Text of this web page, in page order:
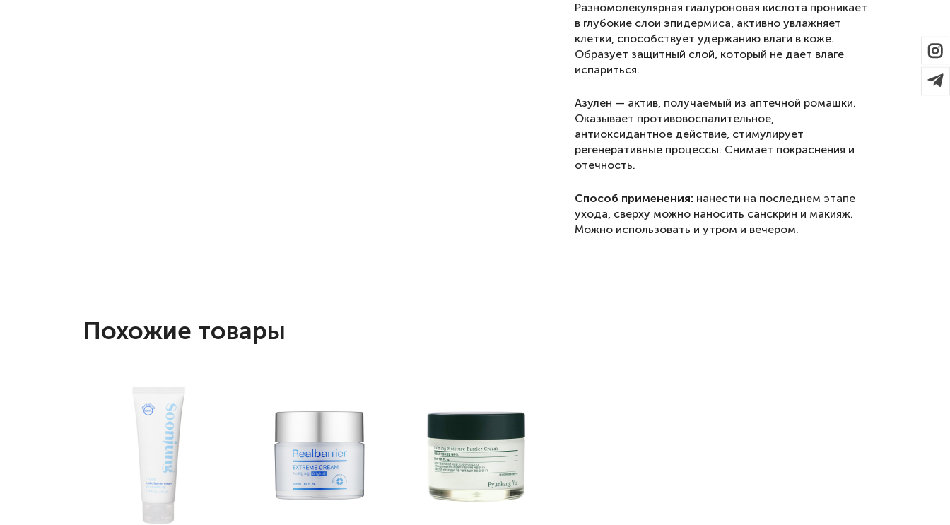
Разномолекулярная гиалуроновая кислота проникает
в глубокие слои эпидермиса, активно увлажняет
клетки, способствует удержанию влаги в коже.
Образует защитный слой, который не дает влаге
испариться.
Азулен — актив, получаемый из аптечной ромашки.
Оказывает противовоспалительное,
антиоксидантное действие, стимулирует
регенеративные процессы. Снимает покраснения и
отечность.
Способ применения: нанести на последнем этапе
ухода, сверху можно наносить санскрин и макияж.
Можно использовать и утром и вечером.
Похожие товары